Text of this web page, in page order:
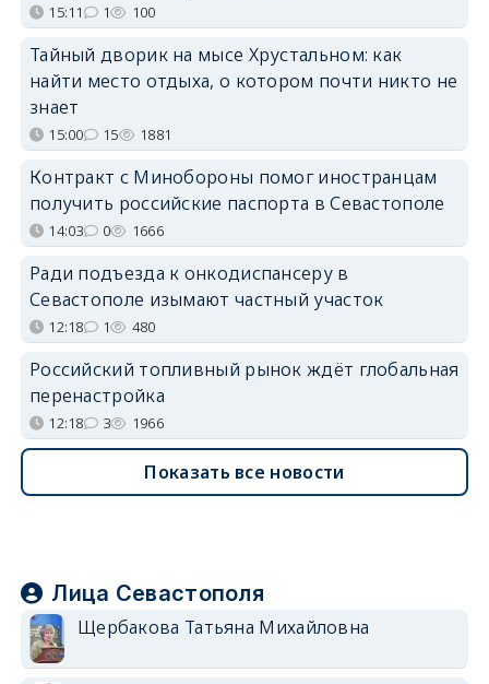
15:11 1 100
Тайный дворик на мысе Хрустальном: как
найти место отдыха, о котором почти никто не
знает
15:00 15 1881
Контракт с Минобороны помог иностранцам
получить российские паспорта в Севастополе
14:03 0 1666
Ради подъезда к онкодиспансеру в
Севастополе изымают частный участок
12:18 1 480
Российский топливный рынок ждёт глобальная
перенастройка
12:18 3 1966
Показать все новости
Лица Севастополя
Щербакова Татьяна Михайловна